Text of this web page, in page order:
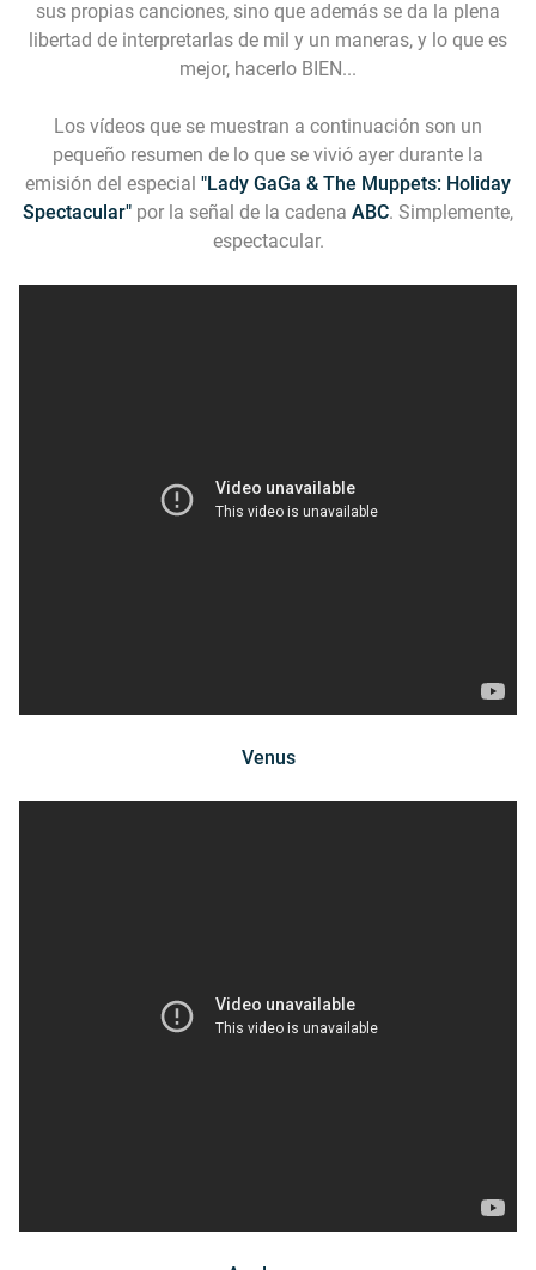
sus propias canciones, sino que además se da la plena
libertad de interpretarlas de mil y un maneras, y lo que es
mejor, hacerlo BIEN...
Los vídeos que se muestran a continuación son un
pequeño resumen de lo que se vivió ayer durante la
emisión del especial "Lady GaGa & The Muppets: Holiday
Spectacular" por la señal de la cadena ABC. Simplemente,
espectacular.
Venus